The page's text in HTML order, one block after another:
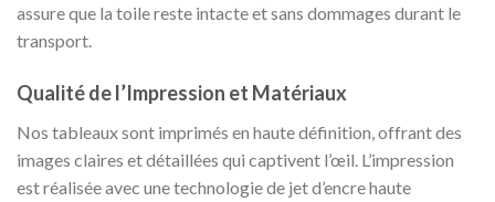
assure que la toile reste intacte et sans dommages durant le
transport.
Qualité de l’Impression et Matériaux
Nos tableaux sont imprimés en haute définition, offrant des
images claires et détaillées qui captivent l’œil. L’impression
est réalisée avec une technologie de jet d’encre haute